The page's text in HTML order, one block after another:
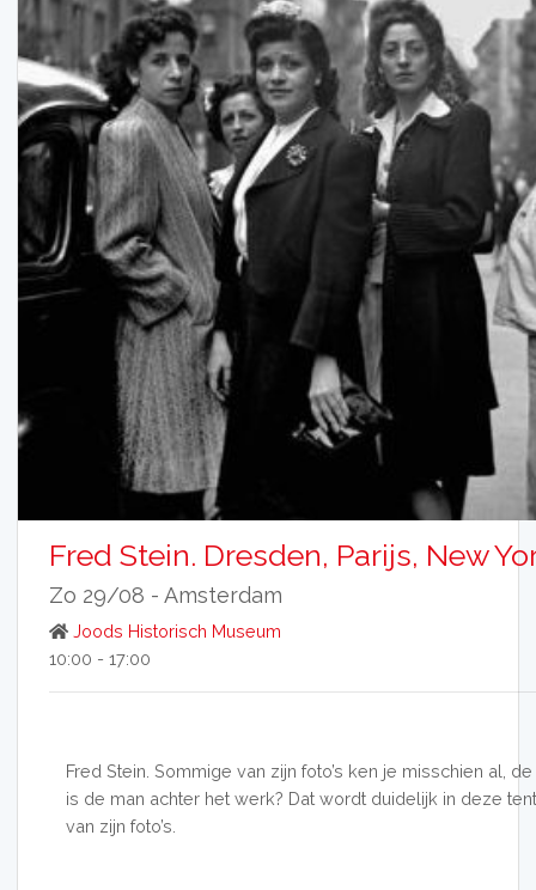
Fred Stein. Dresden, Parijs, New
Zo 29/08 - Amsterdam
Joods Historisch Museum
10:00 - 17:00
Fred Stein. Sommige van zijn foto’s ken je misschien al,
is de man achter het werk? Dat wordt duidelijk in deze
van zijn foto’s.